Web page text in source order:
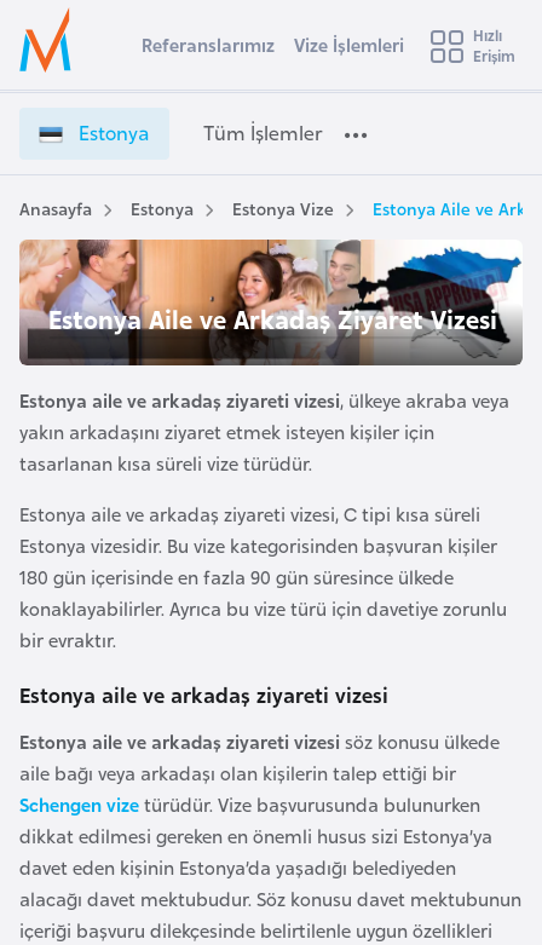
Ülke Seçimi
Başvuru yapmak istediğiniz ülkeyi seçin
Üye
Girişi
s
o
n
a
V
i
z
ş
l
e
l
e
r
i
e
t
ş
Referanslarımız Vize İşlemleri
Hızlı
Erişim
Estonya Tüm İşlemler
Anasayfa Estonya Estonya Vize Estonya Aile ve
Estonya Aile ve Arkadaş Ziyaret Vizesi
Estonya aile ve arkadaş ziyareti vizesi, ülkeye akraba veya
yakın arkadaşını ziyaret etmek isteyen kişiler için
tasarlanan kısa süreli vize türüdür.
Estonya aile ve arkadaş ziyareti vizesi, C tipi kısa süreli
Estonya vizesidir. Bu vize kategorisinden başvuran kişiler
180 gün içerisinde en fazla 90 gün süresince ülkede
konaklayabilirler. Ayrıca bu vize türü için davetiye zorunlu
bir evraktır.
Estonya aile ve arkadaş ziyareti vizesi
Estonya aile ve arkadaş ziyareti vizesi söz konusu ülkede
aile bağı veya arkadaşı olan kişilerin talep ettiği bir
Schengen vizetürüdür. Vize başvurusunda bulunurken
dikkat edilmesi gereken en önemli husus sizi Estonya’ya
davet eden kişinin Estonya’da yaşadığı belediyeden
alacağı davet mektubudur. Söz konusu davet mektubunun
içeriği başvuru dilekçesinde belirtilenle uygun özellikleri
s
t
r
a
A
v
u
s
t
u
y
a
A
e
b
a
y
c
a
n